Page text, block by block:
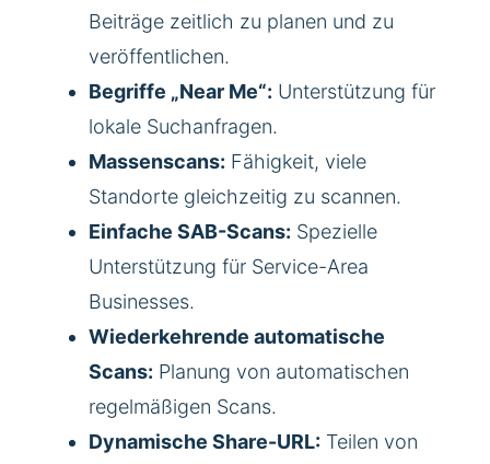
Beiträge zeitlich zu planen und zu
veröffentlichen.
Begriffe „Near Me“: Unterstützung für
lokale Suchanfragen.
Massenscans: Fähigkeit, viele
Standorte gleichzeitig zu scannen.
Einfache SAB-Scans: Spezielle
Unterstützung für Service-Area
Businesses.
Wiederkehrende automatische
Scans: Planung von automatischen
regelmäßigen Scans.
Dynamische Share-URL: Teilen von